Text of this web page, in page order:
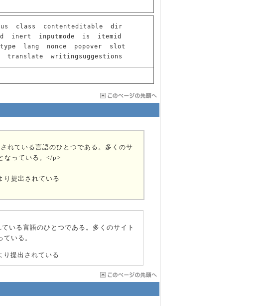
class contenteditable
dir
inert inputmode is
itemid
lang nonce popover
slot
translate writingsuggestions
れている言語のひとつである。多くのサ
なっている。</p>
提出されている
いる言語のひとつである。多くのサイト
いる。
提出されている